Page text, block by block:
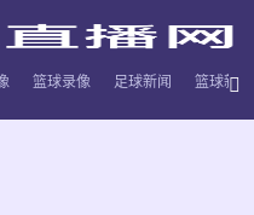
篮球录像 足球新闻 篮球新闻